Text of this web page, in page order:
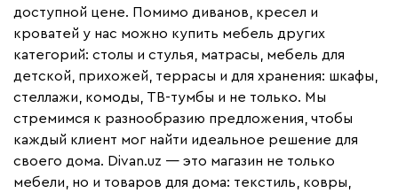
доступной цене. Помимо диванов, кресел и
кроватей у нас можно купить мебель других
категорий: столы и стулья, матрасы, мебель для
детской, прихожей, террасы и для хранения: шкафы,
стеллажи, комоды, ТВ-тумбы и не только. Мы
стремимся к разнообразию предложения, чтобы
каждый клиент мог найти идеальное решение для
своего дома. Divan.uz — это магазин не только
мебели, но и товаров для дома: текстиль, ковры,